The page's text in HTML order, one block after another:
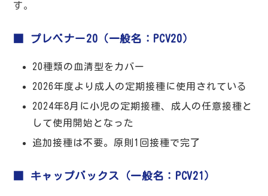
す。
■ プレベナー20（一般名：PCV20）
20種類の血清型をカバー
2026年度より成人の定期接種に使用されている
2024年8月に小児の定期接種、成人の任意接種と
して使用開始となった
追加接種は不要。原則1回接種で完了
■ キャップバックス（一般名：PCV21）